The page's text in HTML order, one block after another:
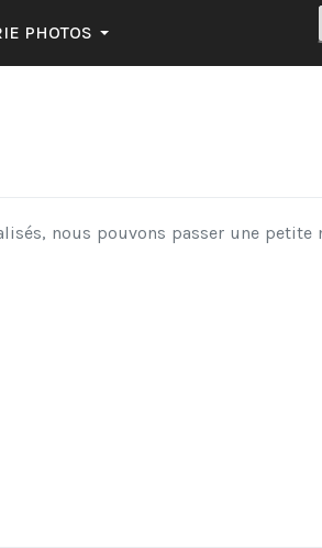
PHOTOS
nous pouvons passer une